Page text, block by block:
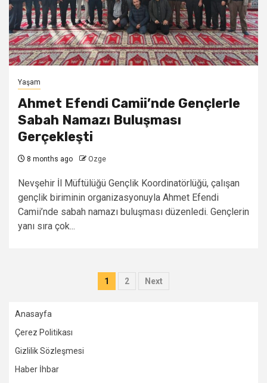
Yaşam
Ahmet Efendi Camii’nde Gençlerle
Sabah Namazı Buluşması
Gerçekleşti
8 months ago Ozge
Nevşehir İl Müftülüğü Gençlik Koordinatörlüğü, çalışan
gençlik biriminin organizasyonuyla Ahmet Efendi
Camii’nde sabah namazı buluşması düzenledi. Gençlerin
yanı sıra çok...
Posts
1 2 Next
Anasayfa
Çerez Politikası
Gizlilik Sözleşmesi
Haber İhbar